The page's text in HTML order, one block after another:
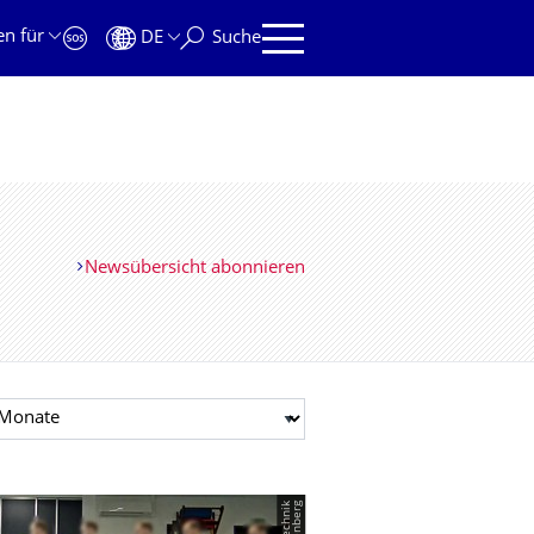
für
DE Suche
Newsübersicht abonnieren
auswählen